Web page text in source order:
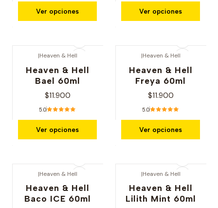
Ver opciones Ver opciones
|Heaven & Hell
Heaven & Hell
Bael 60ml
$11.900
5.0
Ver opciones
|Heaven & Hell
Heaven & Hell
Freya 60ml
$11.900
5.0
Ver opciones
|Heaven & Hell
Heaven & Hell
Baco ICE 60ml
|Heaven & Hell
Heaven & Hell
Lilith Mint 60ml